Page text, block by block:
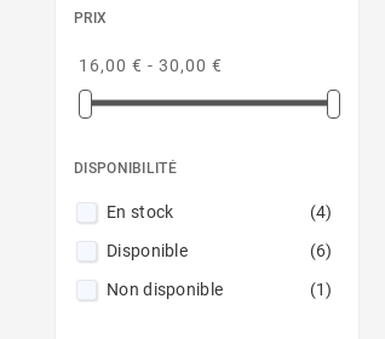
PRIX
16,00 € - 30,00 €
DISPONIBILITÉ
En stock
(4)
Disponible
(6)
Non disponible
(1)